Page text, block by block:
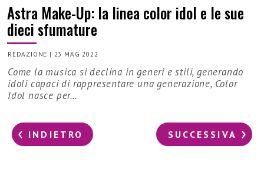
Astra Make-Up: la linea color idol e le sue
dieci sfumature
REDAZIONE | 23 MAG 2022
Come la musica si declina in generi e stili, generando
idoli capaci di rappresentare una generazione, Color
Idol nasce per…
INDIETRO SUCCESSIVA